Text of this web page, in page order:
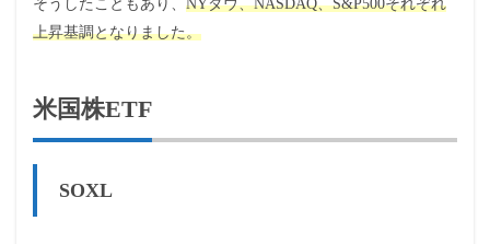
そうしたこともあり、 NYダウ、NASDAQ、S&P500それぞれ
上昇基調となりました。
米国株ETF
SOXL